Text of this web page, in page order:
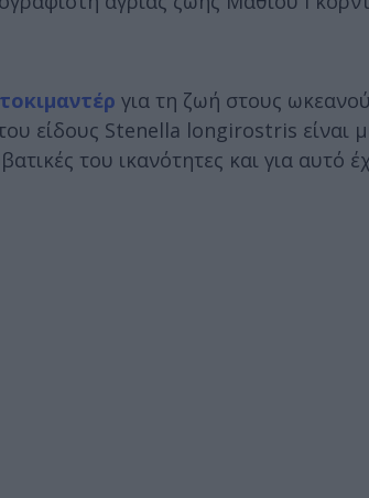
για τη ζωή στους
είδους Stenella longirostris είναι
του ικανότητες και για αυτό